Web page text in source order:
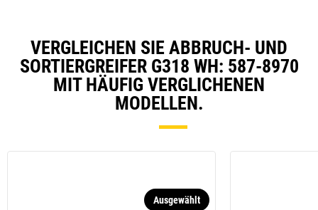
VERGLEICHEN SIE ABBRUCH- UND
SORTIERGREIFER G318 WH: 587-8970
MIT HÄUFIG VERGLICHENEN
MODELLEN.
Ausgewählt